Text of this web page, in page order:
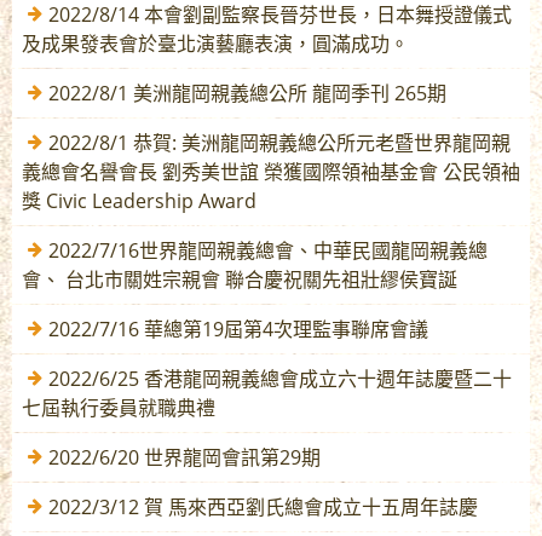
2022/8/14 本會劉副監察長晉芬世長，日本舞授證儀式
及成果發表會於臺北演藝廳表演，圓滿成功。
2022/8/1 美洲龍岡親義總公所 龍岡季刊 265期
2022/8/1 恭賀: 美洲龍岡親義總公所元老暨世界龍岡親
義總會名譽會長 劉秀美世誼 榮獲國際領袖基金會 公民領袖
獎 Civic Leadership Award
2022/7/16世界龍岡親義總會、中華民國龍岡親義總
會、 台北市關姓宗親會 聯合慶祝關先祖壯繆侯寶誕
2022/7/16 華總第19屆第4次理監事聯席會議
2022/6/25 香港龍岡親義總會成立六十週年誌慶暨二十
七屆執行委員就職典禮
2022/6/20 世界龍岡會訊第29期
2022/3/12 賀 馬來西亞劉氏總會成立十五周年誌慶